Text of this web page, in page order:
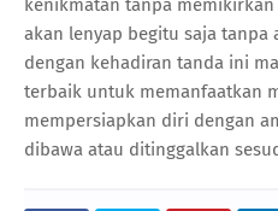
kenikmatan tanpa
akan lenyap begitu saja tanpa
dengan kehadiran tanda ini
terbaik untuk memanfaatkan
mempersiapkan diri dengan
dibawa atau ditinggalkan